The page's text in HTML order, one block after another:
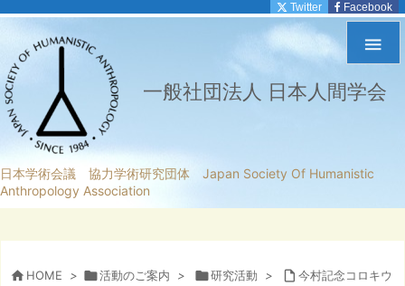
一般社団法人 日本人間学会
日本学術会議 協力学術研究団体 Japan Society Of Humanistic
Anthropology Association

Twitter Facebook
 HOME > 活動のご案内 > 研究活動 >  今村記念コロキウ